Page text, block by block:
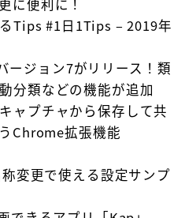
に便利に！
Tips #1日1Tips – 2019年
ージョン7がリリース！類
分類などの機能が追加
ャプチャから保存して共
Chrome拡張機能
変更で使える設定サンプ